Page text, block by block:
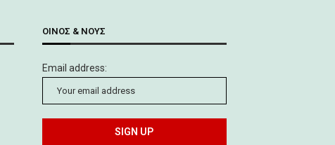
ΟΊΝΟΣ & ΝΟΥΣ
Email address: